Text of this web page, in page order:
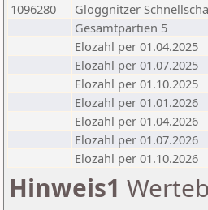
1096280
Gloggnitzer
Gesamtpartien 5
Elozahl per 01.04.2025
Elozahl per 01.07.2025
Elozahl per 01.10.2025
Elozahl per 01.01.2026
Elozahl per 01.04.2026
Elozahl per 01.07.2026
Elozahl per 01.10.2026
Hinweis1